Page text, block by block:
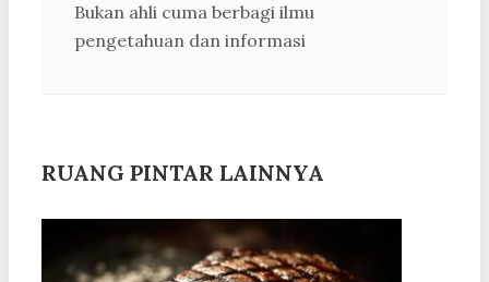
Bukan ahli cuma berbagi ilmu
pengetahuan dan informasi
RUANG PINTAR LAINNYA